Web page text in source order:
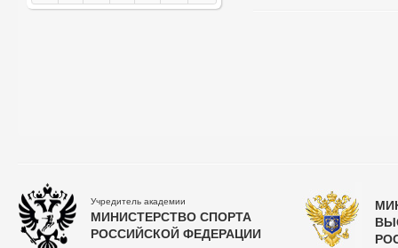
Учредитель академии
МИНИСТЕРСТВО СПОРТА
РОССИЙСКОЙ ФЕДЕРАЦИИ